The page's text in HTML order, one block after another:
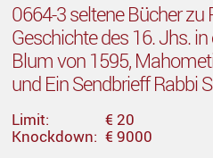
0664-3 seltene Bücher zu
Geschichte des 16. Jhs.
Blum von 1595,
und Ein Sendbrieff Rabbi
Limit:
€ 20
Knockdown: € 9000